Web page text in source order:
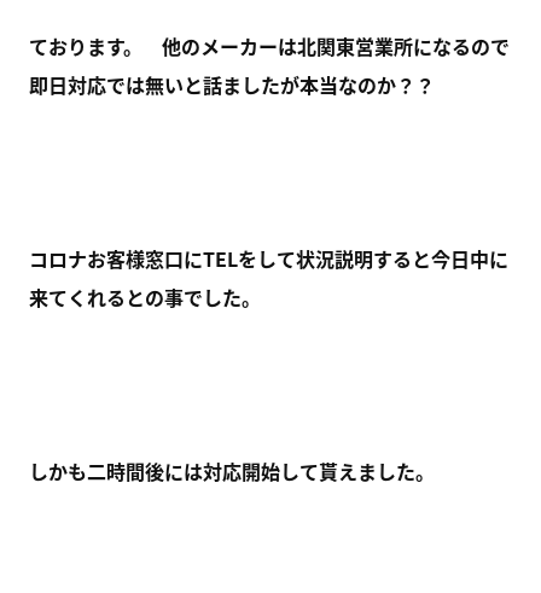
ております。 他のメーカーは北関東営業所になるので
即日対応では無いと話ましたが本当なのか？？
コロナお客様窓口にTELをして状況説明すると今日中に
来てくれるとの事でした。
しかも二時間後には対応開始して貰えました。